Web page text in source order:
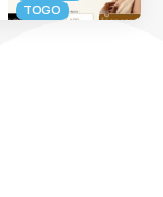
TOGO